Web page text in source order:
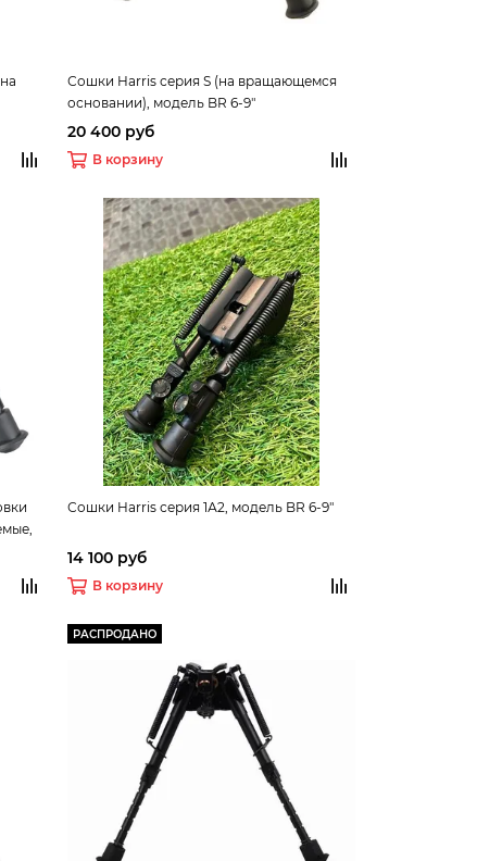
Сошки Harris серия S (на вращающемся
основании), модель BR 6-9"
20 400 руб
В корзину
Сошки Harris серия 1А2, модель BR 6-9"
14 100 руб
В корзину
РАСПРОДАНО